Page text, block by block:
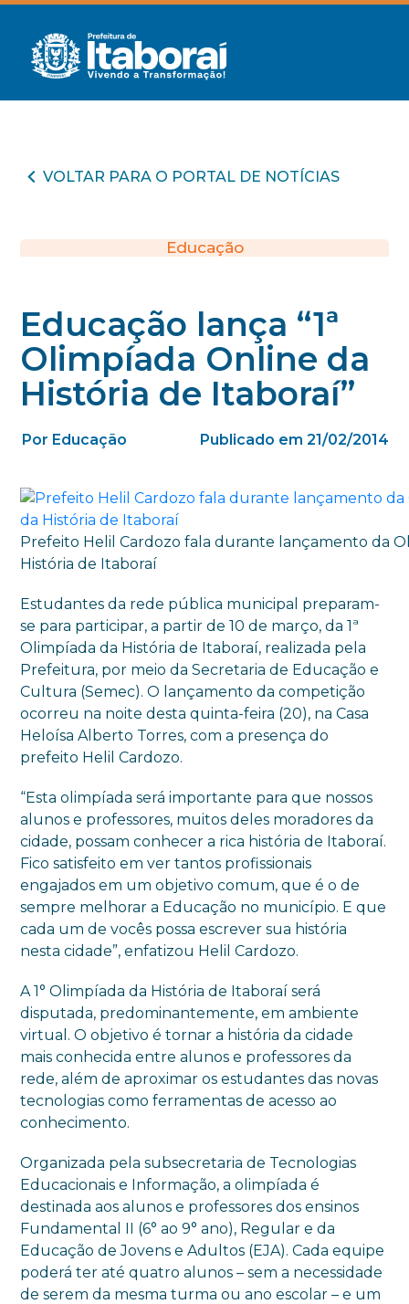
VOLTAR PARA O PORTAL DE NOTÍCIAS
Educação
Educação lança “1ª
Olimpíada Online da
História de Itaboraí”
Por Educação Publicado em 21/02/2014
Prefeito Helil Cardozo fala durante lançamento da
História de Itaboraí
Estudantes da rede pública municipal preparam-
se para participar, a partir de 10 de março, da 1ª
Olimpíada da História de Itaboraí, realizada pela
Prefeitura, por meio daSecretaria de Educação e
Cultura (Semec).O lançamento da competição
ocorreu na noite desta quinta-feira (20), na Casa
Heloísa Alberto Torres, com a presença do
prefeito Helil Cardozo.
“Esta olimpíada será importante para que nossos
alunos e professores, muitos deles moradores da
cidade, possam conhecer a rica história de Itaboraí.
Ficosatisfeito em ver tantos profissionais
engajados em um objetivo comum,que é o de
sempre melhorar a Educação no município. E que
cada um de vocês possa escrever sua história
nesta cidade”, enfatizou HelilCardozo.
A 1° Olimpíada da História de Itaboraí será
disputada, predominantemente, em ambiente
virtual. O objetivo é tornar a história da cidade
mais conhecida entre alunos e professores da
rede, além de aproximar os estudantes das novas
tecnologias como ferramentas de acesso ao
conhecimento.
Organizada pela subsecretaria de Tecnologias
Educacionais e Informação, a olimpíada é
destinada aos alunos e professores dos ensinos
Fundamental II (6° ao 9° ano), Regular e da
Educação de Jovens e Adultos (EJA). Cada equipe
poderá ter até quatro alunos – sem a necessidade
de serem da mesma turma ou ano escolar – e um